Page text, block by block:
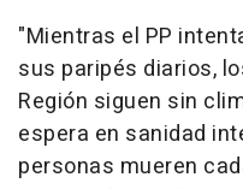
"Mientras el PP
sus paripés diarios,
Región siguen sin
espera en sanidad
personas mueren